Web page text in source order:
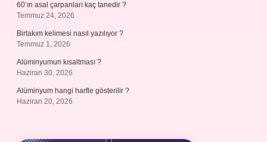
60’ın asal çarpanları kaç tanedir ?
Temmuz 24, 2026
Birtakım kelimesi nasıl yazılıyor ?
Temmuz 1, 2026
Alüminyumun kısaltması ?
Haziran 30, 2026
Alüminyum hangi harfle gösterilir ?
Haziran 20, 2026